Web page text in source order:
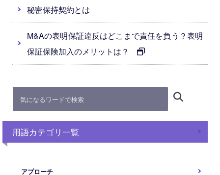
秘密保持契約とは
M&Aの表明保証違反はどこまで責任を負う？表明
保証保険加入のメリットは？
用語カテゴリ一覧
アプローチ